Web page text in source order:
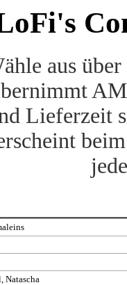
aus
Lieferzeit
Natascha